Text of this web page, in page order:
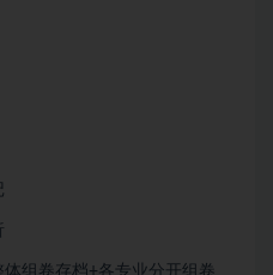
组卷存档+各专业分开组卷